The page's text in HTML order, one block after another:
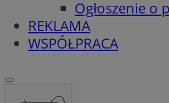
Ogłoszenie o
REKLAMA
WSPÓŁPRACA